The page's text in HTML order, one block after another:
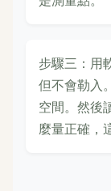
步驟三：用
但不會勒入
空間。然後
麼量正確，